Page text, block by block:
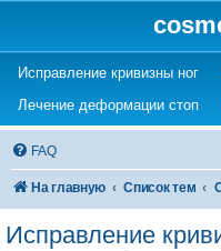
Исправление кривизны ног
Лечение деформации стоп
FAQ
На главную Список тем
Исправление